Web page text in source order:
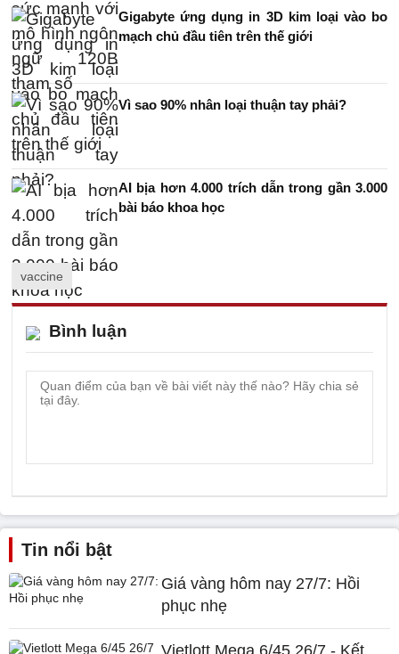
Gigabyte ứng dụng in 3D kim loại vào bo
mạch chủ đầu tiên trên thế giới
Vì sao 90% nhân loại thuận tay phải?
AI bịa hơn 4.000 trích dẫn trong gần 3.000
bài báo khoa học
vaccine
Bình luận
Tin nổi bật
Giá vàng hôm nay 27/7: Hồi
phục nhẹ
Vietlott Mega 6/45 26/7 - Kết